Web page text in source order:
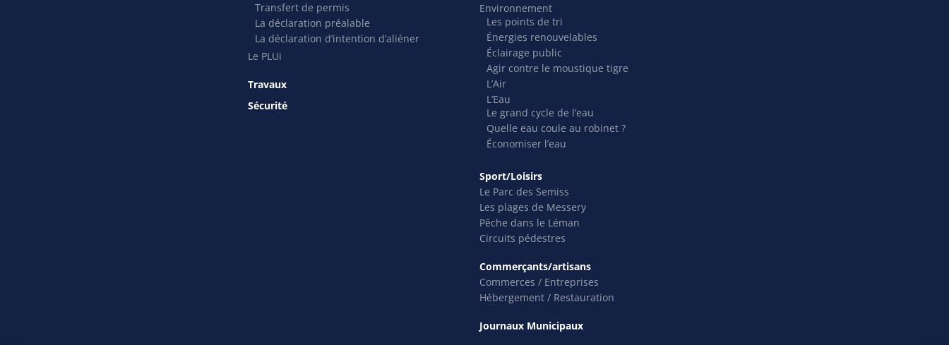
Transfert de permis
La déclaration préalable
La déclaration d’intention d’aliéner
Le PLUi
Travaux
Sécurité
Environnement
Les points de tri
Énergies renouvelables
Éclairage public
Agir contre le moustique tigre
L’Air
L’Eau
Le grand cycle de l’eau
Quelle eau coule au robinet ?
Économiser l’eau
Sport/Loisirs
Le Parc des Semiss
Les plages de Messery
Pêche dans le Léman
Circuits pédestres
Commerçants/artisans
Commerces / Entreprises
Hébergement / Restauration
Journaux Municipaux